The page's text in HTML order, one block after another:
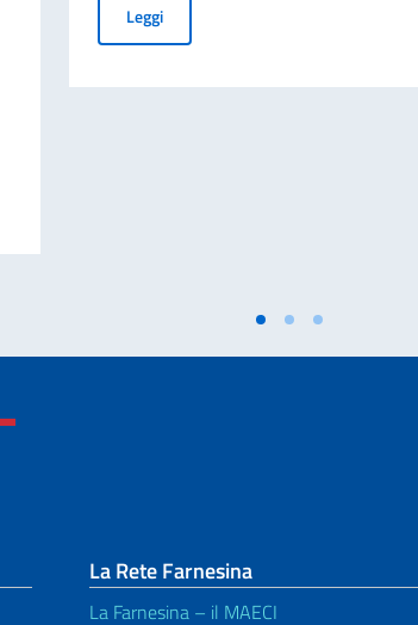
DEL DISASTRO DI MARCINELLE. MESSAGGIO AI
LeggiPUBBLICAZIONE BANDO BALCANI
La Rete Farnesina
La Farnesina – il MAECI